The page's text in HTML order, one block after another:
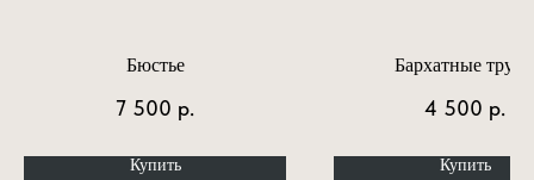
Бюстье
7 500 р.
Купить
Бархатные трусы
4 500 р.
Купить